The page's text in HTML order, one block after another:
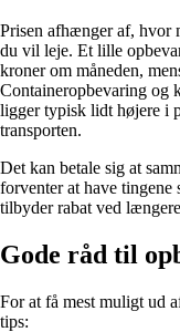
Prisen afhænger af, hvor
du vil leje. Et lille
kroner om måneden,
Containeropbevaring og
ligger typisk lidt højere i
transporten.
Det kan betale sig at
forventer at have
tilbyder rabat ved
Gode råd til
For at få mest muligt ud
tips: